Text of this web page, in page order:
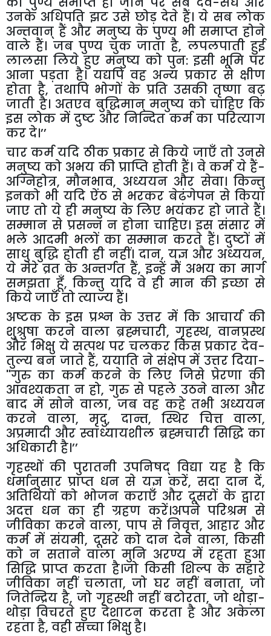
उनके अधिपति झट उसे छोड़ देते हैं। ये सब लोक
अन्तवान् हैं और मनुष्य के पुण्य भी समाप्त होने
वाले हैं। जब पुण्य चुक जाता है, लपलपाती हुई
लालसा लिये हुए मनुष्य को पुन: इसी भूमि पर
आना पड़ता है। यद्यपि वह अन्य प्रकार से क्षीण
होता है, तथापि भोगों के प्रति उसकी तृष्णा बढ़
जाती है। अतएव बुद्धिमान् मनुष्य को चाहिए कि
इस लोक में दुष्ट और निन्दित कर्म का परित्याग
कर दे।’’
चार कर्म यदि ठीक प्रकार से किये जाएँ तो उनसे
मनुष्य को अभय की प्राप्ति होती हैं। वे कर्म ये हैं-
अग्निहोत्र,मौनभाव, अध्ययन और सेवा। किन्तु
इनको भी यदि ऐंठ से भरकर बेढंगेपन से किया
जाए तो ये ही मनुष्य के लिए भयंकर हो जाते हैं।
सम्मान से प्रसन्न न होना चाहिए। इस संसार में
भले आदमी भलों का सम्मान करते हैं। दुष्टों में
साधु बुद्धि होती ही नहीं। दान, यज्ञ और अध्ययन,
ये मेरे व्रत के अन्तर्गत हैं,इन्हें मैं अभय का मार्ग
समझता हूँ,किन्तु यदि वे ही मान की इच्छा से
किये जाएँ तो त्याज्य हैं।
अष्टक के इस प्रश्न के उत्तर में कि आचार्य की
शुश्रुषा करने वाला ब्रह्मचारी, गृहस्थ,वानप्रस्थ
और भिक्षु ये सत्पथ पर चलकर किस प्रकार देव-
तुल्य बन जाते हैं,ययाति ने संक्षेप में उत्तर दिया-
''गुरु का कर्म करने के लिए जिसे प्रेरणा की
आवश्यकता न हो, गुरु से पहले उठने वाला और
बाद में सोने वाला,जब वह कहे तभी अध्ययन
करने वाला, मृदु, दान्त, स्थिर चित्त वाला,
अप्रमादी और स्वाध्यायशील ब्रह्मचारी सिद्धि का
अधिकारी है।’’
गृहस्थों की पुरातनी उपनिषद् विद्या यह है कि
धर्मानुसार प्राप्त धन से यज्ञ करें, सदा दान दें,
अतिथियों को भोजन कराएँ और दूसरों के द्वारा
अदत्त धन का ही ग्रहण करें।अपने परिश्रम से
जीविका करने वाला,पाप से निवृत्त, आहार और
कर्म में संयमी, दूसरे को दान देने वाला, किसी
को न सताने वाला मुनि अरण्य में रहता हुआ
सिद्धि प्राप्त करता है।जो किसी शिल्प के सहारे
जीविका नहीं चलाता,जो घर नहीं बनाता,जो
जितेन्द्रिय है, जो गृहस्थी नहीं बटोरता, जो थोड़ा-
थोड़ा विचरते हुए देशाटन करता है और अकेला
रहता है, वही सच्चा भिक्षु है।